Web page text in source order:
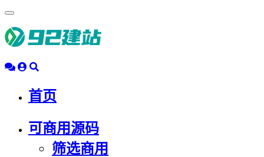
动
导
首页
可商用源码
筛选商用